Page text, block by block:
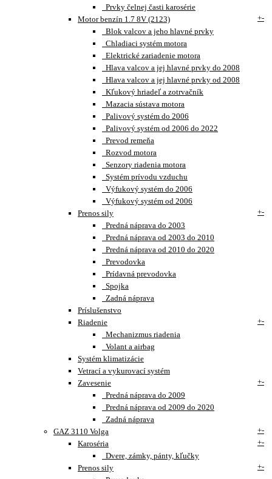
Prvky čelnej časti karosérie
Motor benzín 1.7 8V (2123)
+-
Blok valcov a jeho hlavné prvky
Chladiaci systém motora
Elektrické zariadenie motora
Hlava valcov a jej hlavné prvky do 2008
Hlava valcov a jej hlavné prvky od 2008
Kľukový hriadeľ a zotrvačník
Mazacia sústava motora
Palivový systém do 2006
Palivový systém od 2006 do 2022
Prevod remeňa
Rozvod motora
Senzory riadenia motora
Systém prívodu vzduchu
Výfukový systém do 2006
Výfukový systém od 2006
Prenos sily
+-
Predná náprava do 2003
Predná náprava od 2003 do 2010
Predná náprava od 2010 do 2020
Prevodovka
Prídavná prevodovka
Spojka
Zadná náprava
Príslušenstvo
Riadenie
+-
Mechanizmus riadenia
Volant a airbag
Systém klimatizácie
Vetrací a vykurovací systém
Zavesenie
+-
Predná náprava do 2009
Predná náprava od 2009 do 2020
Zadná náprava
GAZ 3110 Volga
+-
Karoséria
+-
Dvere, zámky, pánty, kľučky
Prenos sily
+-